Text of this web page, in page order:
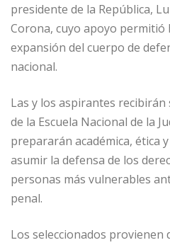
presidente de la República,
Corona, cuyo apoyo permitió
expansión del cuerpo de
nacional.
Las y los aspirantes
de la Escuela Nacional de la
prepararán académica, ética
asumir la defensa de los
personas más vulnerables
penal.
Los seleccionados provienen